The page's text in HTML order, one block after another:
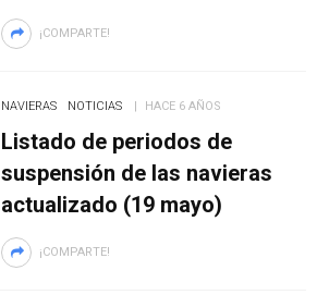
¡COMPARTE!
NAVIERAS NOTICIAS HACE 6 AÑOS
Listado de periodos de
suspensión de las navieras
actualizado (19 mayo)
¡COMPARTE!